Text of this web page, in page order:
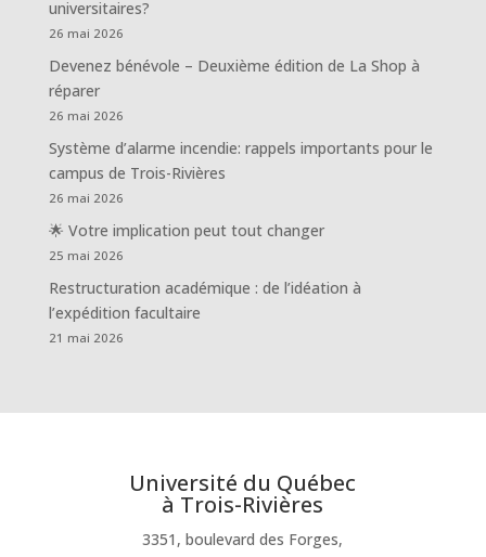
universitaires?
26 mai 2026
Devenez bénévole – Deuxième édition de La Shop à
réparer
26 mai 2026
Système d’alarme incendie: rappels importants pour le
campus de Trois-Rivières
26 mai 2026
🌟 Votre implication peut tout changer
25 mai 2026
Restructuration académique : de l’idéation à
l’expédition facultaire
21 mai 2026
Université du Québec
à Trois-Rivières
3351, boulevard des Forges,